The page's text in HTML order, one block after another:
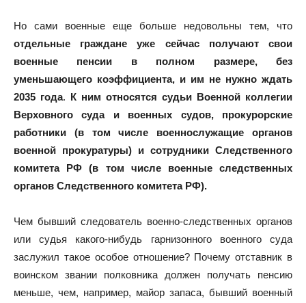
Но сами военные еще больше недовольны тем, что
отдельные граждане уже сейчас получают свои
военные пенсии в полном размере, без
уменьшающего коэффициента, и им не нужно ждать
2035 года. К ним относятся судьи Военной коллегии
Верховного суда и военных судов, прокурорские
работники (в том числе военнослужащие органов
военной прокуратуры) и сотрудники Следственного
комитета РФ (в том числе военные следственных
органов Следственного комитета РФ).
Чем бывший следователь военно-следственных органов
или судья какого-нибудь гарнизонного военного суда
заслужил такое особое отношение? Почему отставник в
воинском звании полковника должен получать пенсию
меньше, чем, например, майор запаса, бывший военный